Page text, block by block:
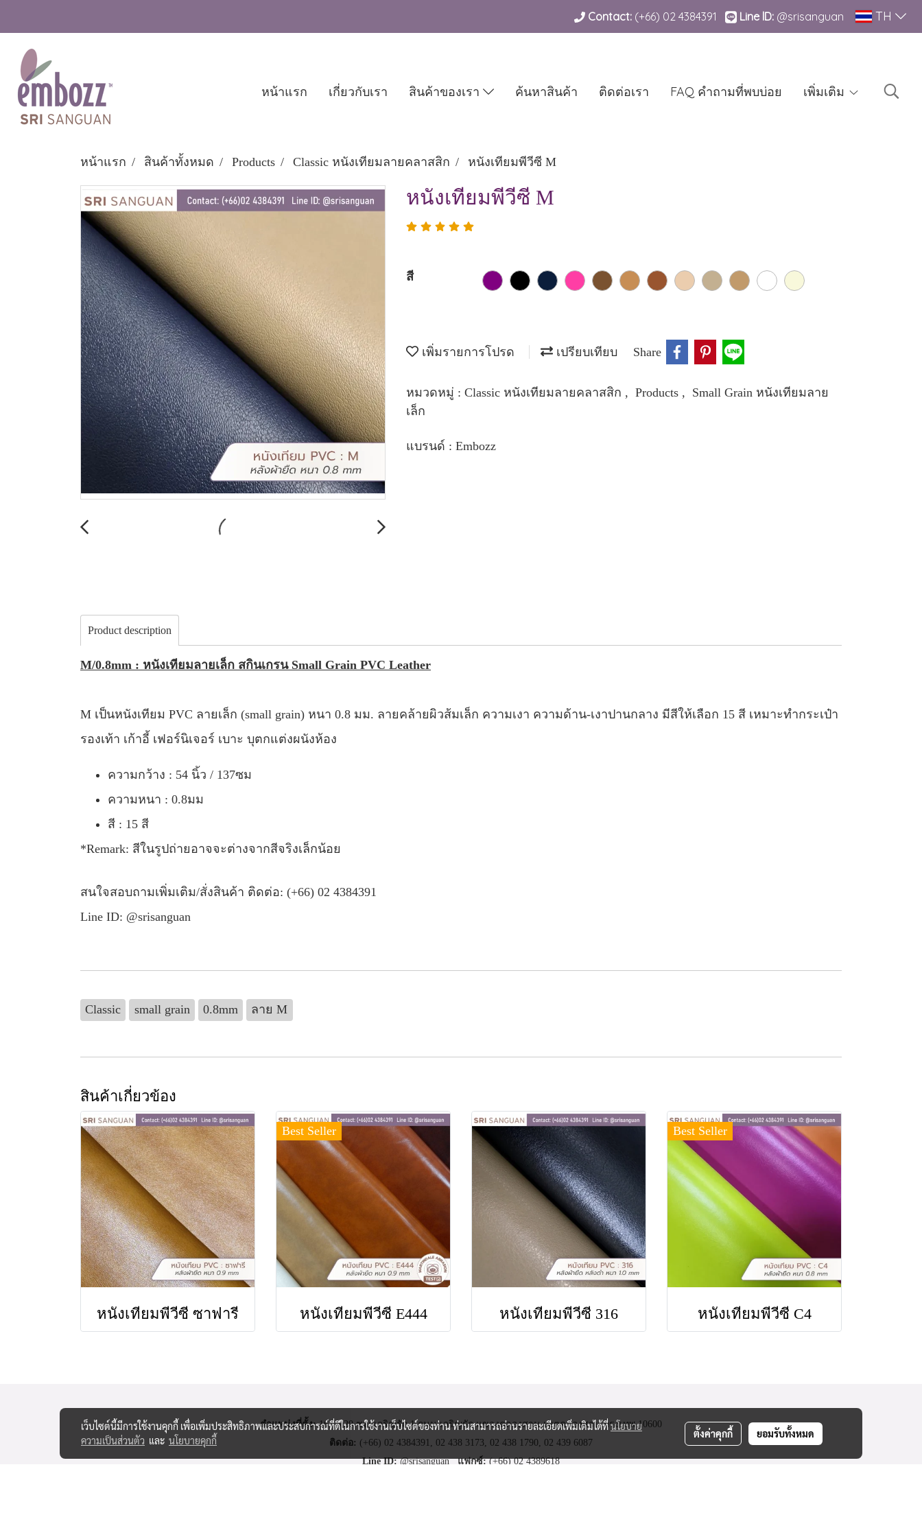
Contact:(+66) 02 4384391 Line lD: @srisanguan TH
หน้าแรก เกี่ยวกับเรา สินค้าของเรา ค้นหาสินค้า ติดต่อเรา FAQ คำถามที่พบบ่อย เพิ่มเติม
หน้าแรก สินค้าทั้งหมด Products Classic หนังเทียมลายคลาสสิก หนังเทียมพีวีซี M
หนังเทียมพีวีซี M
สี
เพิ่มรายการโปรด เปรียบเทียบ Share
หมวดหมู่ : Classic หนังเทียมลายคลาสสิก , Products ,
Small Grain หนังเทียมลาย
เล็ก
แบรนด์ : Embozz
Product description
M/0.8mm : หนังเทียมลายเล็ก สกินเกรน Small Grain PVC Leather
M เป็นหนังเทียม PVC ลายเล็ก (small grain) หนา 0.8 มม. ลายคล้ายผิวส้มเล็ก ความเงา ความด้าน-เงาปานกลาง มีสีให้เลือก 15 สี เหมาะทำกระเป๋า
รองเท้า เก้าอี้ เฟอร์นิเจอร์ เบาะ บุตกแต่งผนังห้อง
ความกว้าง : 54 นิ้ว / 137ซม
ความหนา : 0.8มม
สี : 15 สี
*Remark: สีในรูปถ่ายอาจจะต่างจากสีจริงเล็กน้อย
สนใจสอบถามเพิ่มเติม/สั่งสินค้า ติดต่อ: (+66) 02 4384391
Line ID: @srisanguan
Classic small grain 0.8mm ลาย M
สินค้าเกี่ยวข้อง
หนังเทียมพีวีซี ซาฟารี
Best Seller
หนังเทียมพีวีซี E444 หนังเทียมพีวีซี 316
Best Seller
หนังเทียมพีวีซี C4
ตำแหน่งที่ตั้ง:16,18,20 ซอยเจริญรัถ 1 ถนน เจริญรัถ แขวงคลองสาน เขตคลองสาน กรุงเทพ 10600
ติดต่อ: (+66) 02 4384391 , 02 438 3173, 02 438 1790, 02 439 6087
Line ID:@srisanguanแฟกซ์:(+66) 02 4389618
เว็บไซต์นี้มีการใช้งานคุกกี้ เพื่อเพิ่มประสิทธิภาพและประสบการณ์ที่ดีในการใช้งานเว็บไซต์ของท่าน ท่านสามารถอ่านรายละเอียดเพิ่มเติมได้ที่นโยบาย
ความเป็นส่วนตัว และ นโยบายคุกกี้
ตั้งค่าคุกกี้ ยอมรับทั้งหมด